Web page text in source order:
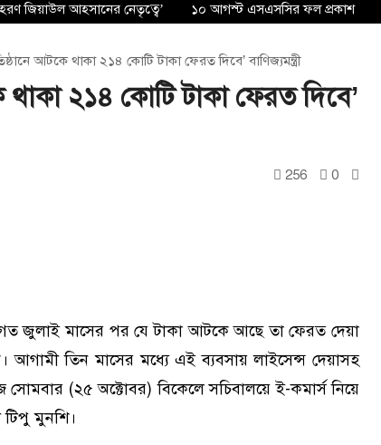
জিয়াউল আহসানের নেতৃত্বে’ ১০ আগস্ট এসএসসির ফল প্রকাশ
আটকে থাকা ২১৪ কোটি টাকা ফেরত দিবে’ বাণিজ্যমন্ত্রী
থাকা ২১৪ কোটি টাকা ফেরত দিবে’
256 0
গত জুলাই মাসের পর যে টাকা আটকে আছে তা ফেরত দেয়া
আগামী তিন মাসের মধ্যে এই ব্যবসায় লাইসেন্স দেয়াসহ
(২৫ অক্টোবর) বিকেলে সচিবালয়ে ই-কমার্স নিয়ে
টিপু মুনশি।